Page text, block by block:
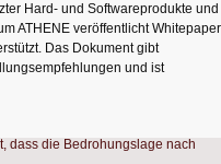
Hard- und Softwareprodukte und
ATHENE veröffentlicht Whitepaper
Das Dokument gibt
und ist